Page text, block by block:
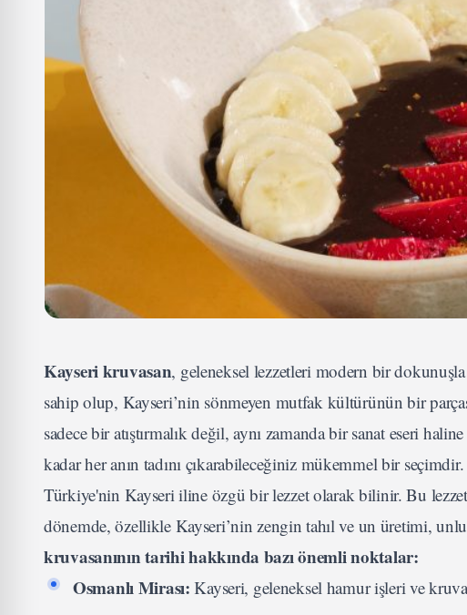
Kayseri kruvasan, geleneksel lezzetleri modern bir
sahip olup, Kayseri’nin sönmeyen mutfak kültürünün bir
sadece bir atıştırmalık değil, aynı zamanda bir sanat eseri
kadar her anın tadını çıkarabileceğiniz mükemmel bir
Türkiye'nin Kayseri iline özgü bir lezzet olarak bilinir. Bu
dönemde, özellikle Kayseri’nin zengin tahıl ve un üretimi,
kruvasanının tarihi hakkında bazı önemli noktalar:
Osmanlı Mirası: Kayseri, geleneksel hamur işleri ve